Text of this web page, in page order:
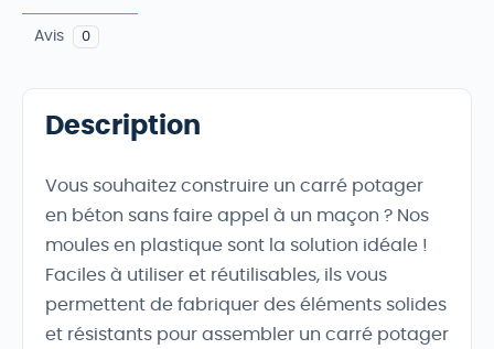
Avis 0
Description
Vous souhaitez construire un carré potager
en béton sans faire appel à un maçon ? Nos
moules en plastique sont la solution idéale !
Faciles à utiliser et réutilisables, ils vous
permettent de fabriquer des éléments solides
et résistants pour assembler un carré potager